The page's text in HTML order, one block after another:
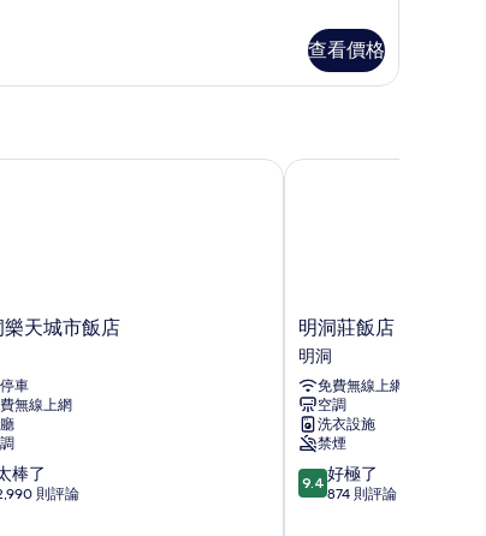
查看價格
樂天城市飯店
車
無線上網
棒了
則評論
天城市飯店
明
洞
莊
飯
店
明
洞
明洞莊飯店
明洞
免費無線上網
空調
洗衣設施
禁煙
9.4
分，
9.4 好極了
874 則評論
明洞莊飯店